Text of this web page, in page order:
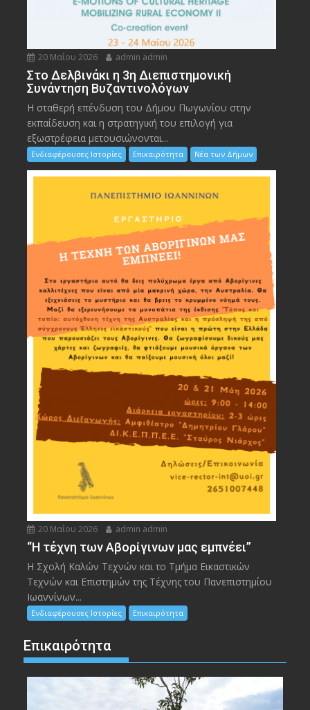
20 Μαΐου 2026 admin admin
Στο Δελβινάκι η 3η Διεπιστημονική
Συνάντηση Βυζαντινολόγων
Η σταθερή επένδυση του Δήμου Πωγωνίου στην
εκπαίδευση και η στρατηγική του επιλογή για
εξωστρέφεια μετουσιώνονται...
Ενδιαφέρουσες Ιστορίες Επικαιρότητα Νέα των Δήμων
20 Μαΐου 2026 admin admin
“Η τέχνη των Αβορίγινων μας εμπνέει”
Η Σχολή Καλών Τεχνών και το Τμήμα Εικαστικών
Τεχνών και Επιστημών της Τέχνης του Πανεπιστημίου
Ιωαννίνων...
Ενδιαφέρουσες Ιστορίες Επικαιρότητα
Επικαιρότητα